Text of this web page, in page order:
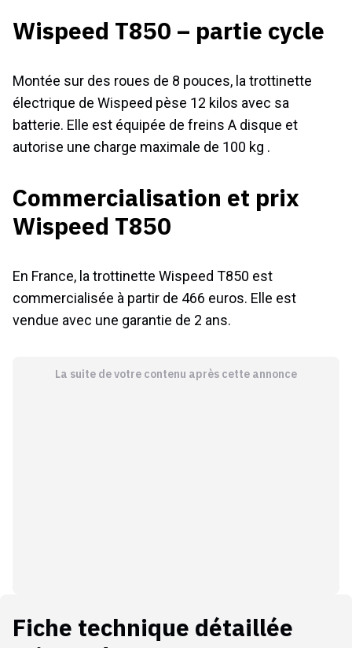
Wispeed T850 – partie cycle
Montée sur des roues de 8 pouces, la trottinette
électrique de Wispeed pèse 12 kilos avec sa
batterie. Elle est équipée de freins A disque et
autorise une charge maximale de 100 kg .
Commercialisation et prix
Wispeed T850
En France, la trottinette Wispeed T850 est
commercialisée à partir de 466 euros. Elle est
vendue avec une garantie de 2 ans.
La suite de votre contenu après cette annonce
Fiche technique détaillée